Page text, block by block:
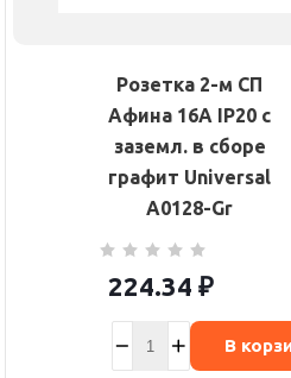
Розетка 2-м СП
Афина 16А IP20 с
заземл. в сборе
графит Universal
A0128-Gr
224.34 ₽
В